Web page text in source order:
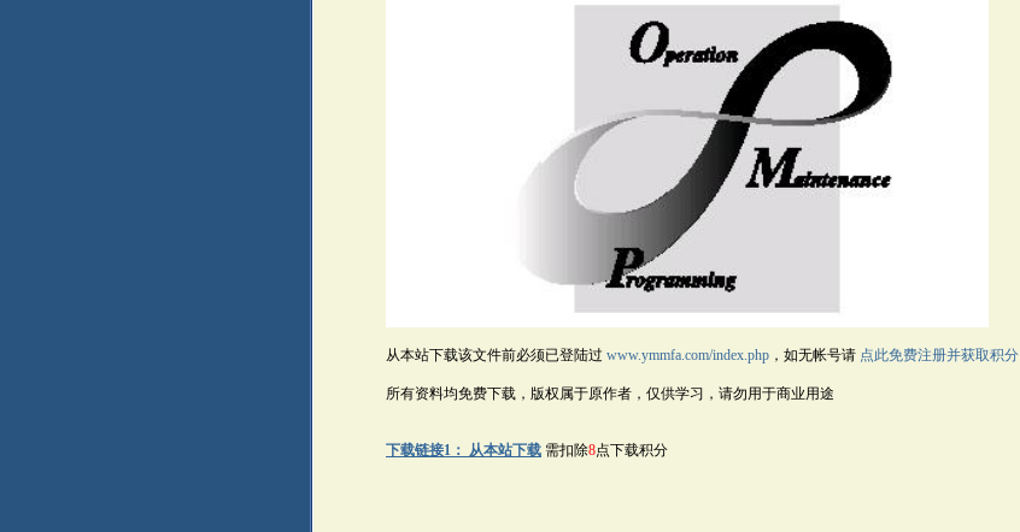
从本站下载该文件前必须已登陆过 www.ymmfa.com/index.php ，如无帐号请 点此免费注册并获取积分
所有资料均免费下载，版权属于原作者，仅供学习，请勿用于商业用途
下载链接1： 从本站下载 需扣除8点下载积分